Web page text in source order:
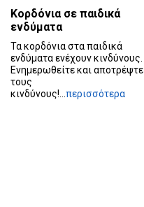
Κορδόνια σε παιδικά
ενδύματα
Τα κορδόνια στα παιδικά
ενδύματα ενέχουν κινδύνους.
Ενημερωθείτε και αποτρέψτε
τους
κινδύνους!... περισσότερα